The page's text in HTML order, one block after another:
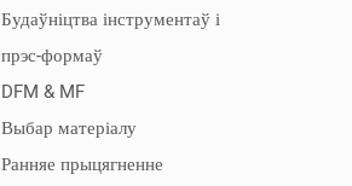
Будаўніцтва інструментаў і
прэс-формаў
DFM & MF
Выбар матеріалу
Ранняе прыцягненне